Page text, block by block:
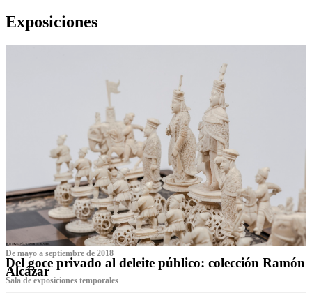
Exposiciones
De mayo a septiembre de 2018
Del goce privado al deleite público: colección Ramón
Alcázar
Sala de exposiciones temporales